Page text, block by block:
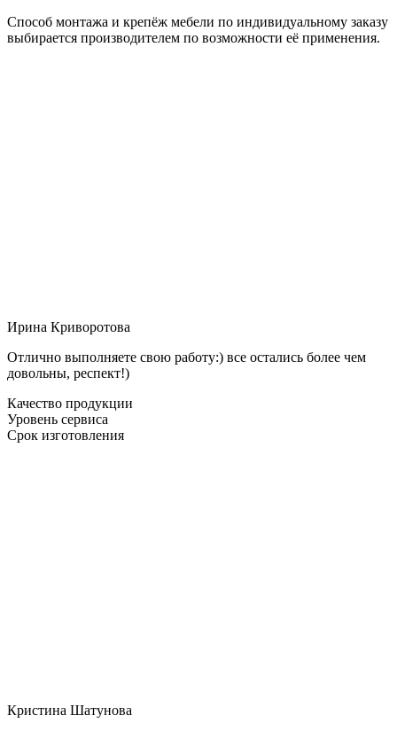
Способ монтажа и крепёж мебели по индивидуальному заказу
выбирается производителем по возможности её применения.
Ирина Криворотова
Отлично выполняете свою работу:) все остались более чем
довольны, респект!)
Качество продукции
Уровень сервиса
Срок изготовления
Кристина Шатунова